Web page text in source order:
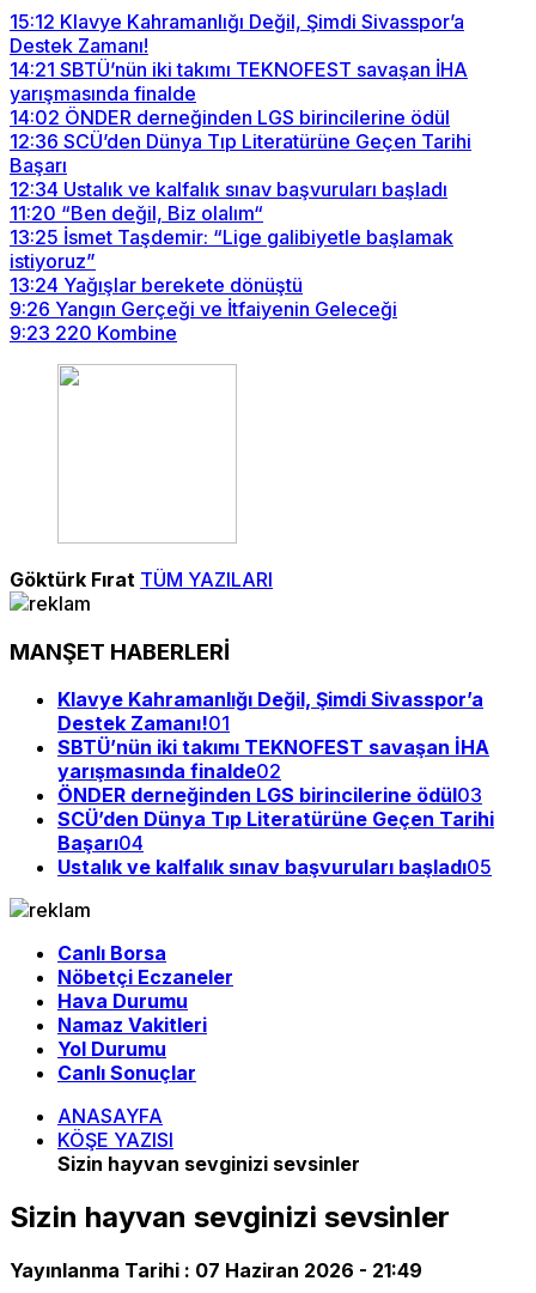
15:12 Klavye Kahramanlığı Değil, Şimdi Sivasspor’a
Destek Zamanı!
14:21 SBTÜ’nün iki takımı TEKNOFEST savaşan İHA
yarışmasında finalde
14:02 ÖNDER derneğinden LGS birincilerine ödül
12:36 SCÜ’den Dünya Tıp Literatürüne Geçen Tarihi
Başarı
12:34 Ustalık ve kalfalık sınav başvuruları başladı
11:20 “Ben değil, Biz olalım“
13:25 İsmet Taşdemir: “Lige galibiyetle başlamak
istiyoruz”
13:24 Yağışlar berekete dönüştü
9:26 Yangın Gerçeği ve İtfaiyenin Geleceği
9:23 220 Kombine
Göktürk Fırat TÜM YAZILARI
MANŞET HABERLERİ
Klavye Kahramanlığı Değil, Şimdi Sivasspor’a
Destek Zamanı!01
SBTÜ’nün iki takımı TEKNOFEST savaşan İHA
yarışmasında finalde02
ÖNDER derneğinden LGS birincilerine ödül03
SCÜ’den Dünya Tıp Literatürüne Geçen Tarihi
Başarı04
Ustalık ve kalfalık sınav başvuruları başladı05
Canlı Borsa
Nöbetçi Eczaneler
Hava Durumu
Namaz Vakitleri
Yol Durumu
Canlı Sonuçlar
ANASAYFA
KÖŞE YAZISI
Sizin hayvan sevginizi sevsinler
Sizin hayvan sevginizi sevsinler
Yayınlanma Tarihi : 07 Haziran 2026 - 21:49